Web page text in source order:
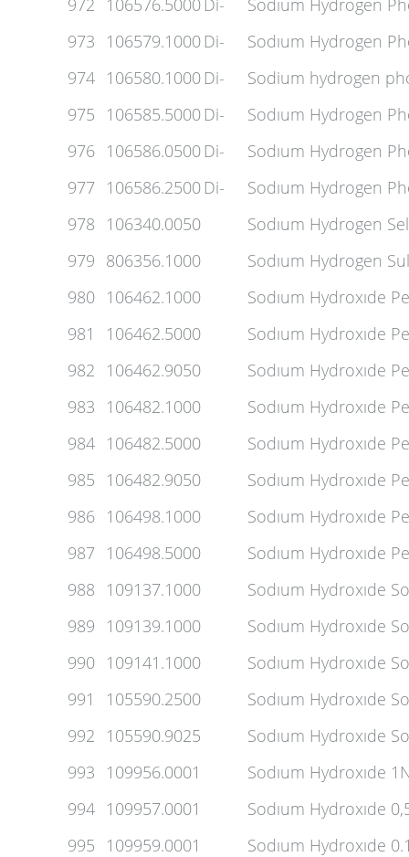
973
106579.1000Di-
Sodıum Hydrogen
974 106580.1000Di-
Sodium hydrogen
975
106585.5000Di-
Sodıum Hydrogen
976 106586.0500Di-
Sodıum Hydrogen
977 106586.2500Di-
Sodıum Hydrogen
978
106340.0050
Sodıum Hydrogen
979 806356.1000
Sodıum Hydrogen
980 106462.1000
Sodıum Hydroxıde
981
106462.5000
Sodıum Hydroxıde
982
106462.9050
Sodıum Hydroxıde
983
106482.1000
Sodıum Hydroxıde
984 106482.5000
Sodıum Hydroxıde
985
106482.9050
Sodıum Hydroxıde
986 106498.1000
Sodıum Hydroxıde
987 106498.5000
Sodıum Hydroxıde
988
109137.1000
Sodıum Hydroxıde
989
109139.1000
Sodıum Hydroxıde
990 109141.1000
Sodıum Hydroxıde
991
105590.2500
Sodıum Hydroxıde
992
105590.9025
Sodıum Hydroxıde
993
109956.0001
Sodıum Hydroxıde
994 109957.0001
Sodıum Hydroxıde
995
109959.0001
Sodıum Hydroxıde